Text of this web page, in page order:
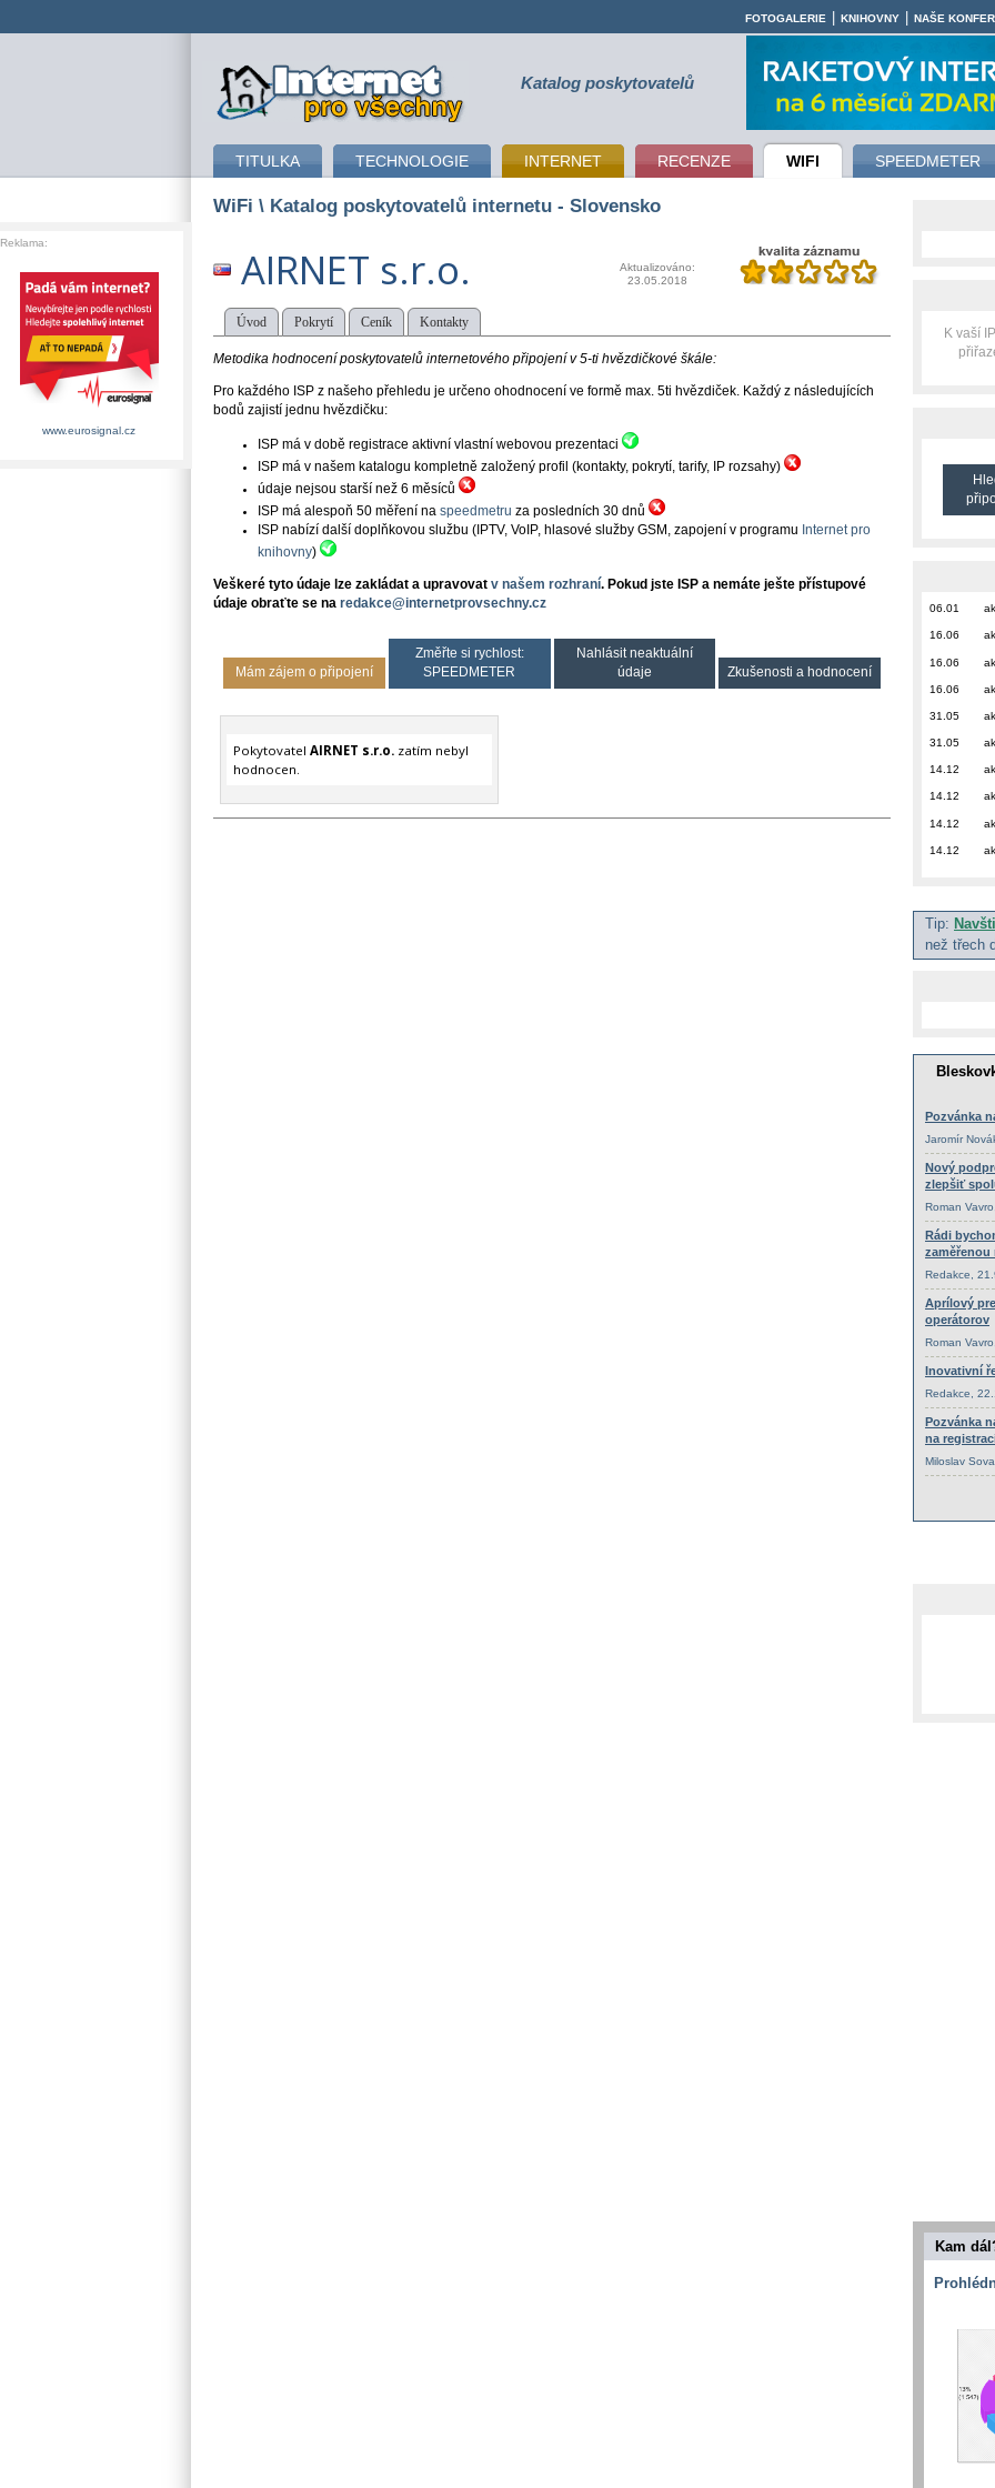
připojení k internetu Katalog poskytovatelů
TITULKA TECHNOLOGIE INTERNET RECENZE WIFI SPEEDMETER
FOTOGALERIE KNIHOVNY NAŠE
WiFi \ Katalog poskytovatelů internetu - Slovensko
AIRNET s.r.o.
Aktualizováno:
23.05.2018
Úvod Pokrytí Ceník Kontakty
Metodika hodnocení poskytovatelů internetového připojení v 5-ti hvězdičkové škále:
Pro každého ISP z našeho přehledu je určeno ohodnocení ve formě max. 5ti hvězdiček. Každý z následujících
bodů zajistí jednu hvězdičku:
ISP má v době registrace aktivní vlastní webovou prezentaci
ISP má v našem katalogu kompletně založený profil (kontakty, pokrytí, tarify, IP rozsahy)
údaje nejsou starší než 6 měsíců
ISP má alespoň 50 měření na speedmetru za posledních 30 dnů
ISP nabízí další doplňkovou službu (IPTV, VoIP, hlasové služby GSM, zapojení v programu Internet pro
knihovny)
Veškeré tyto údaje lze zakládat a upravovat v našem rozhraní. Pokud jste ISP a nemáte ješte přístupové
údaje obraťte se na redakce@internetprovsechny.cz
Mám zájem o připojení
Změřte si rychlost:
SPEEDMETER
Nahlásit neaktuální
údaje
Zkušenosti a hodnocení
Pokytovatel AIRNET s.r.o.zatím nebyl
hodnocen.
K vaší
06.01
16.06
16.06
16.06
31.05
31.05
14.12
14.12
14.12
14.12
Tip:
než třech
Kam
Reklama:
www.eurosignal.cz